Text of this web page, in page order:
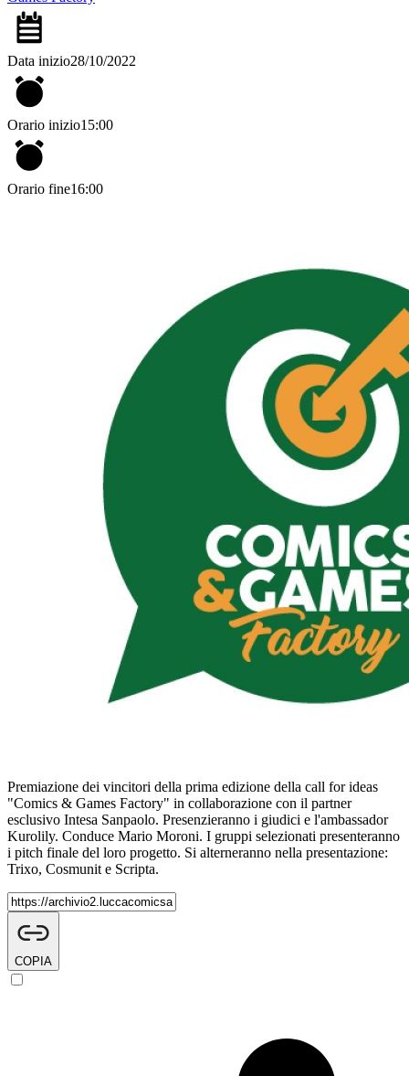
Data inizio28/10/2022
Orario inizio15:00
Orario fine16:00
Premiazione dei vincitori della prima edizione della call for ideas
"Comics & Games Factory" in collaborazione con il partner
esclusivo Intesa Sanpaolo. Presenzieranno i giudici e l'ambassador
Kurolily. Conduce Mario Moroni. I gruppi selezionati presenteranno
i pitch finale del loro progetto. Si alterneranno nella presentazione:
Trixo, Cosmunit e Scripta.
COPIA